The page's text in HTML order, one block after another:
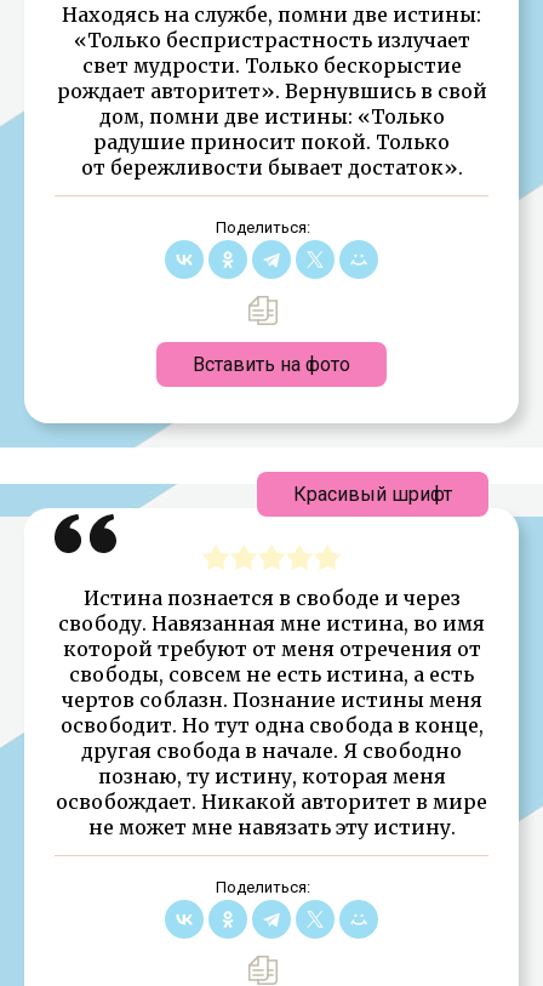
Находясь на службе, помни две истины:
«Только беспристрастность излучает
свет мудрости. Только бескорыстие
рождает авторитет». Вернувшись в свой
дом, помни две истины: «Только
радушие приносит покой. Только
от бережливости бывает достаток».
Поделиться:
Вставить на фото
Истина познается в свободе и через
свободу. Навязанная мне истина, во имя
которой требуют от меня отречения от
свободы, совсем не есть истина, а есть
чертов соблазн. Познание истины меня
освободит. Но тут одна свобода в конце,
другая свобода в начале. Я свободно
познаю, ту истину, которая меня
освобождает. Никакой авторитет в мире
не может мне навязать эту истину.
Поделиться:
Красивый шрифт